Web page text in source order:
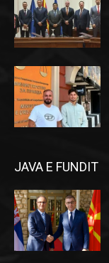
JAVA E FUNDIT